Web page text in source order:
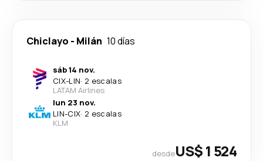
Chiclayo - Milán 10 días
sáb 14 nov.
CIX-LIN· 2 escalas
LATAM Airlines
lun 23 nov.
LIN-CIX· 2 escalas
KLM
desdeUS$ 1 524